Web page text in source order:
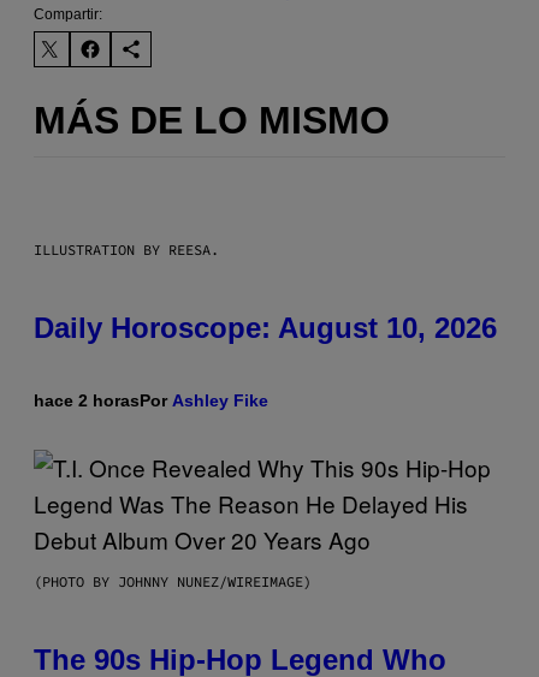
Compartir:
MÁS DE LO MISMO
ILLUSTRATION BY REESA.
Daily Horoscope: August 10, 2026
hace 2 horasPor Ashley Fike
(PHOTO BY JOHNNY NUNEZ/WIREIMAGE)
The 90s Hip-Hop Legend Who